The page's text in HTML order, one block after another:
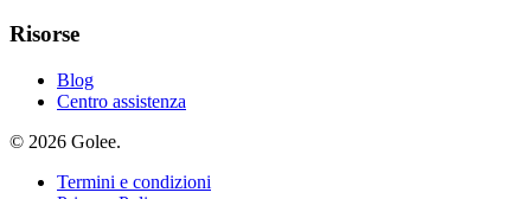
Risorse
Blog
Centro assistenza
© 2026 Golee.
Termini e condizioni